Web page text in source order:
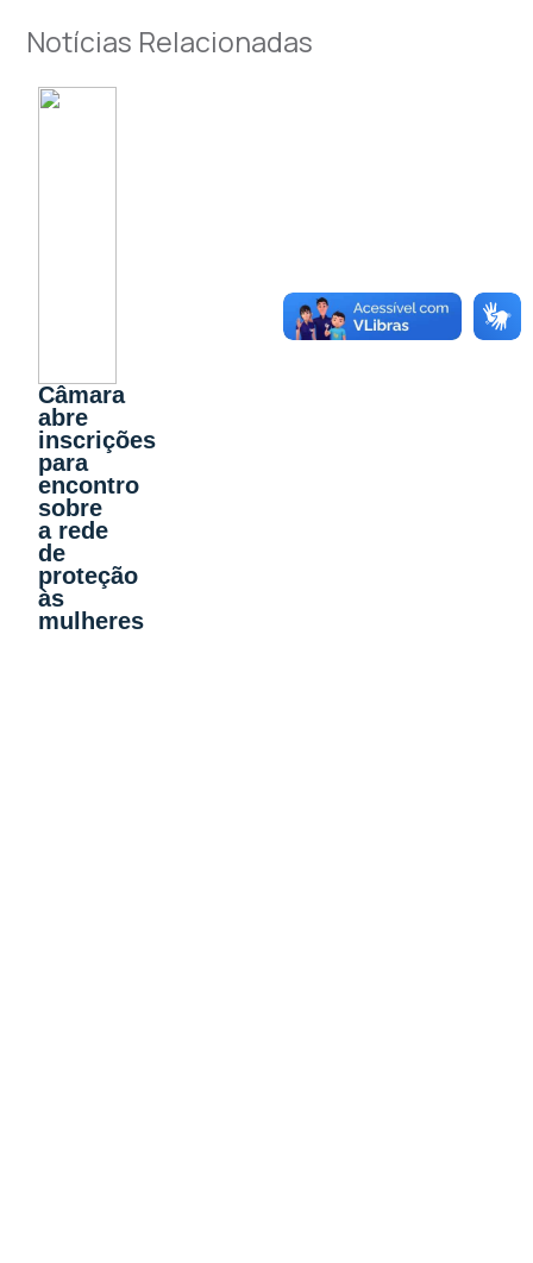
Câmara
abre
inscrições
para
encontro
sobre
a rede
de
proteção
às
mulheres
Notícias Relacionadas